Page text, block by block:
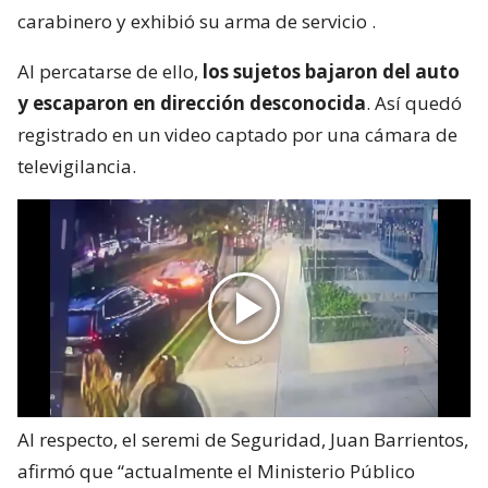
carabinero y exhibió su arma de servicio .
Al percatarse de ello, los sujetos bajaron del auto
y escaparon en dirección desconocida. Así quedó
registrado en un video captado por una cámara de
televigilancia.
Al respecto, el seremi de Seguridad, Juan Barrientos,
afirmó que “actualmente el Ministerio Público